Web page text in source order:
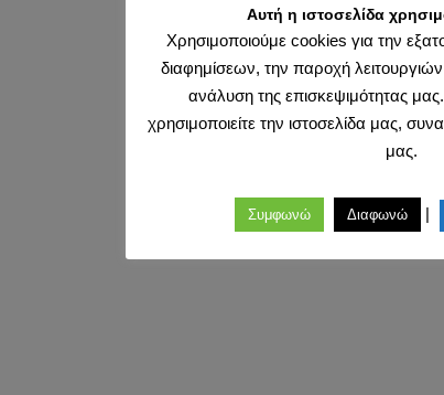
Αυτή η ιστοσελίδα
Χρησιμοποιούμε cookies για την
διαφημίσεων, την παροχή
ανάλυση της επισκεψιμότητας
χρησιμοποιείτε την ιστοσελίδα μας,
μας.
Συμφωνώ Διαφωνώ |